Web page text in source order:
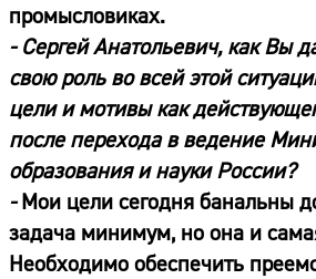
промысловиках.
- Сергей Анатольевич, как Вы
свою роль во всей этой
цели и мотивы как
после перехода в ведение
образования и науки России?
-Мои цели сегодня банальны
задача минимум, но она и
Необходимо обеспечить